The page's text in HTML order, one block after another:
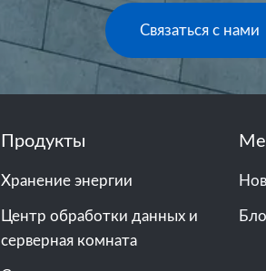
Связаться с нами
Продукты
Хранение энергии
Центр обработки данных и
серверная комната